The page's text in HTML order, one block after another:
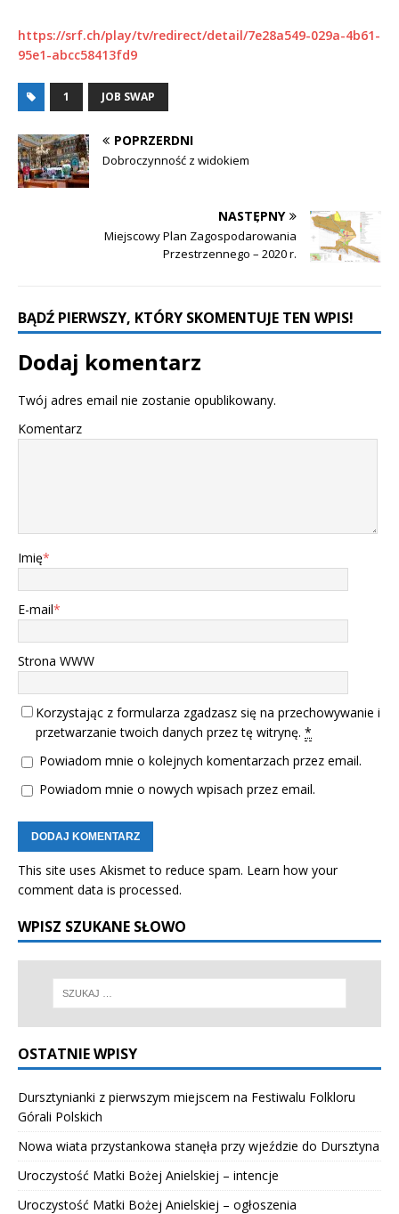
https://srf.ch/play/tv/redirect/detail/7e28a549-029a-4b61-
95e1-abcc58413fd9
1 JOB SWAP
POPRZERDNI
Dobroczynność z widokiem
NASTĘPNY
Miejscowy Plan Zagospodarowania
Przestrzennego – 2020 r.
BĄDŹ PIERWSZY, KTÓRY SKOMENTUJE TEN WPIS!
Dodaj komentarz
Twój adres email nie zostanie opublikowany.
Komentarz
Imię*
E-mail*
Strona WWW
Korzystając z formularza zgadzasz się na przechowywanie i
przetwarzanie twoich danych przez tę witrynę. *
Powiadom mnie o kolejnych komentarzach przez email.
Powiadom mnie o nowych wpisach przez email.
This site uses Akismet to reduce spam. Learn how your
comment data is processed.
WPISZ SZUKANE SŁOWO
OSTATNIE WPISY
Dursztynianki z pierwszym miejscem na Festiwalu Folkloru
Górali Polskich
Nowa wiata przystankowa stanęła przy wjeździe do Dursztyna
Uroczystość Matki Bożej Anielskiej – intencje
Uroczystość Matki Bożej Anielskiej – ogłoszenia